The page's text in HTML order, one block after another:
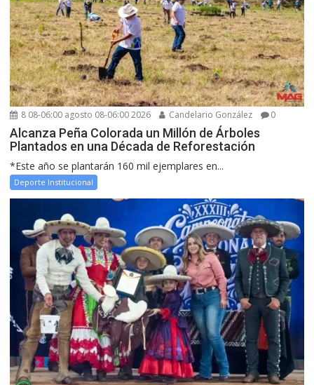
8 08-06:00 agosto 08-06:00 2026 Candelario González 0
Alcanza Peña Colorada un Millón de Árboles
Plantados en una Década de Reforestación
*Este año se plantarán 160 mil ejemplares en...
Deporte Institucional